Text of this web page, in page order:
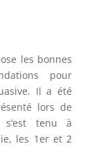
les bonnes
pour
Il a été
lors de
tenu à
les 1er et 2